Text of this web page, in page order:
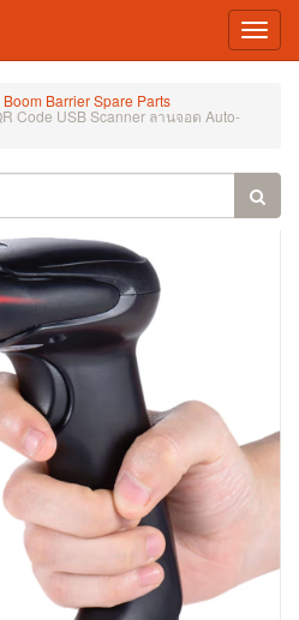
Barrier Spare Parts
Code USB Scanner ลานจอด Auto-